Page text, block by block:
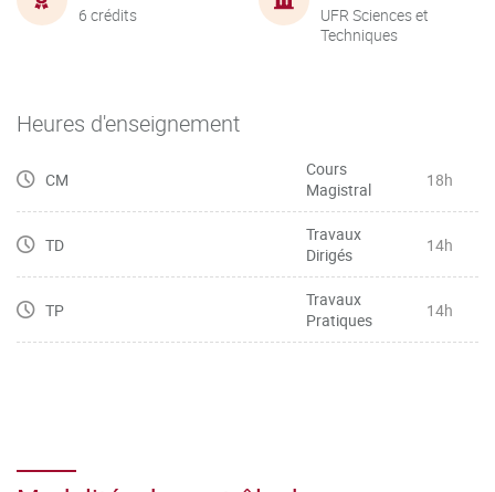
6 crédits
UFR Sciences et
Techniques
Heures d'enseignement
CM
Cours
Magistral
18h
TD
Travaux
Dirigés
14h
TP
Travaux
Pratiques
14h